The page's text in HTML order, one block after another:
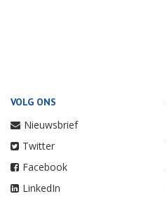
VOLG ONS
Nieuwsbrief
Twitter
Facebook
LinkedIn